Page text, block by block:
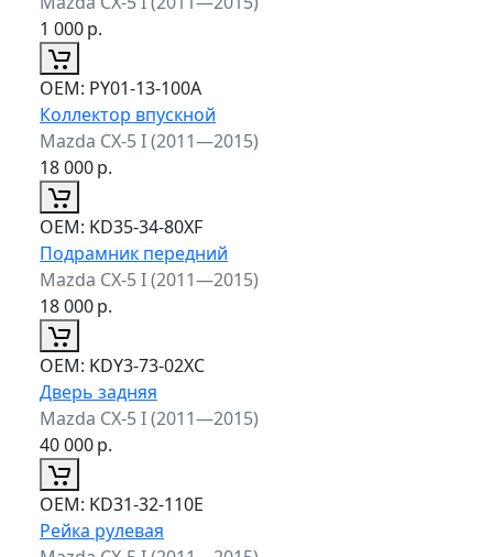
1 000р.
ОЕМ: PY01-13-100A
Коллектор впускной
Mazda CX-5 I (2011—2015)
18 000р.
ОЕМ: KD35-34-80XF
Подрамник передний
Mazda CX-5 I (2011—2015)
18 000р.
ОЕМ: KDY3-73-02XC
Дверь задняя
Mazda CX-5 I (2011—2015)
40 000р.
ОЕМ: KD31-32-110E
Рейка рулевая